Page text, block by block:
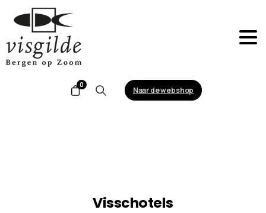
0
Search
Naar de webshop
Visschotels